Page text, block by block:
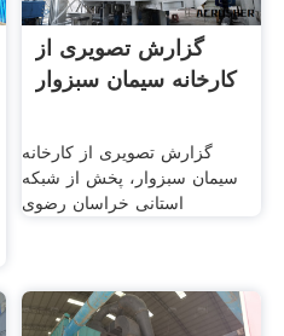
گزارش تصویری از
کارخانه سیمان سبزوار
گزارش تصویری از کارخانه
سیمان سبزوار، پخش از شبکه
استانی خراسان رضوی